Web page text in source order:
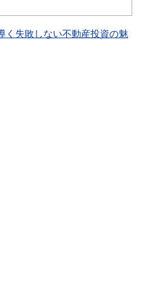
、ファイナンシャルプランナー、弁
物取引士、相続診断士、住宅ローンア
ナー、公認会計士、社会保険労務
く失敗しない不動産投資の魅